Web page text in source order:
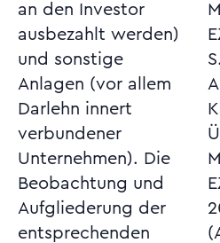
an den Investor
ausbezahlt werden)
und sonstige
Anlagen (vor allem
Darlehn innert
verbundener
Unternehmen). Die
Beobachtung und
Aufgliederung der
entsprechenden
Monatsbericht der
EZB vom Juli 2005,
S. 62 ff. (hier auch
Aufschlüsslung der
Kapitalströme;
Übersichten),
Monatsbericht der
EZB vom Oktober
2005, S. 12 ff.
(Aufschlüsselung der